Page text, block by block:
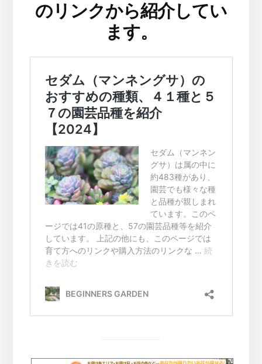
のリンクから紹介してい
ます。